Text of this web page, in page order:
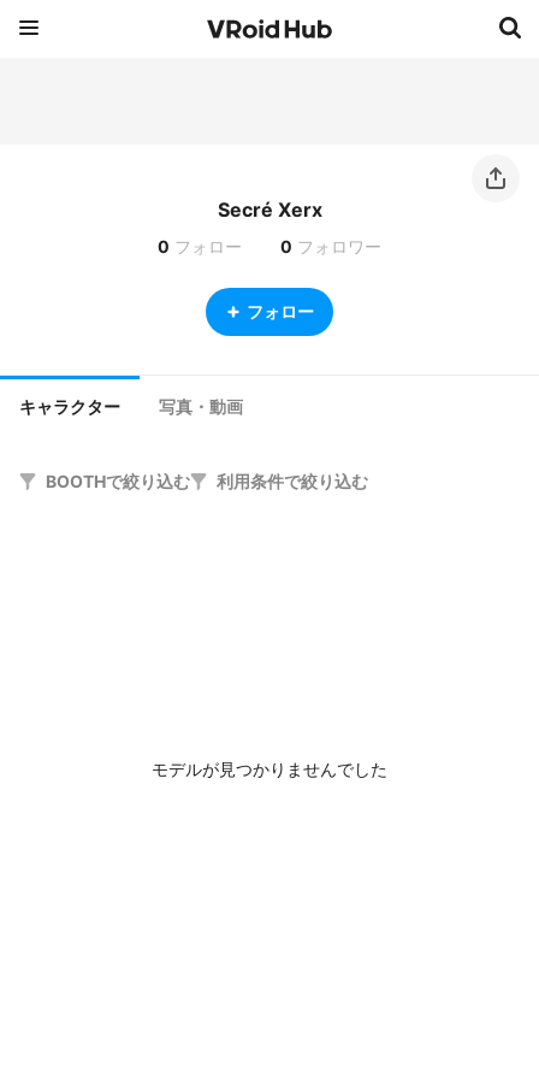
Secré Xerx
0 フォロー 0 フォロワー
フォロー
キャラクター 写真・動画
BOOTHで絞り込む 利用条件で絞り込む
モデルが見つかりませんでした